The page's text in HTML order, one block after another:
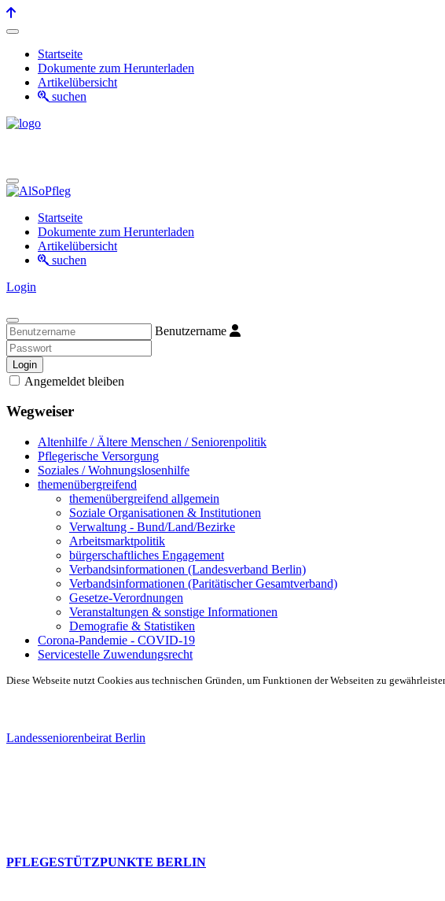
Startseite
Dokumente zum Herunterladen
Artikelübersicht
suchen
Startseite
Dokumente zum Herunterladen
Artikelübersicht
suchen
Login
Benutzername
Login
Angemeldet bleiben
Wegweiser
Altenhilfe / Ältere Menschen / Seniorenpolitik
Pflegerische Versorgung
Soziales / Wohnungslosenhilfe
themenübergreifend
themenübergreifend allgemein
Soziale Organisationen & Institutionen
Verwaltung - Bund/Land/Bezirke
Arbeitsmarktpolitik
bürgerschaftliches Engagement
Verbandsinformationen (Landesverband Berlin)
Verbandsinformationen (Paritätischer Gesamtverband)
Gesetze-Verordnungen
Veranstaltungen & sonstige Informationen
Demografie & Statistiken
Corona-Pandemie - COVID-19
Servicestelle Zuwendungsrecht
Diese Webseite nutzt Cookies aus technischen Gründen, um Funktionen der Webseiten zu
Landesseniorenbeirat Berlin
PFLEGESTÜTZPUNKTE BERLIN